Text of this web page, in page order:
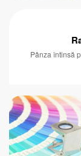
Pânza întinsă